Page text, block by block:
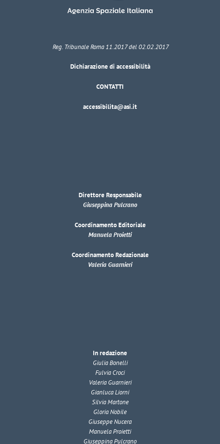
Reg. Tribunale Roma 11.2017 del 02.02.2017
Dichiarazione di accessibilità
CONTATTI
accessibilita@asi.it
Direttore Responsabile
Giuseppina Pulcrano
Coordinamento Editoriale
Manuela Proietti
Coordinamento Redazionale
Valeria Guarnieri
In redazione
Giulia Bonelli
Fulvia Croci
Valeria Guarnieri
Gianluca Liorni
Silvia Martone
Gloria Nobile
Giuseppe Nucera
Manuela Proietti
Giuseppina Pulcrano